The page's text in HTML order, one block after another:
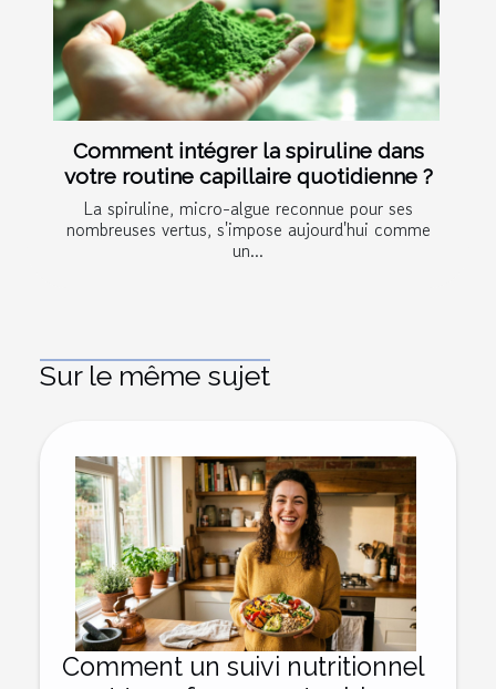
Comment intégrer la spiruline dans
votre routine capillaire quotidienne ?
La spiruline, micro-algue reconnue pour ses
nombreuses vertus, s'impose aujourd'hui comme
un...
Sur le même sujet
Comment un suivi nutritionnel